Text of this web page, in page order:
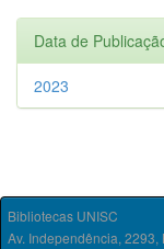
Data de
2023
Bibliotecas UNISC
Av. Independência,